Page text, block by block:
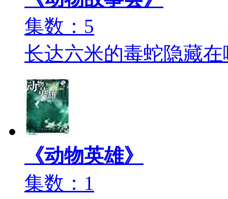
集数：5
长达六米的毒蛇隐藏
《动物英雄》
集数：1